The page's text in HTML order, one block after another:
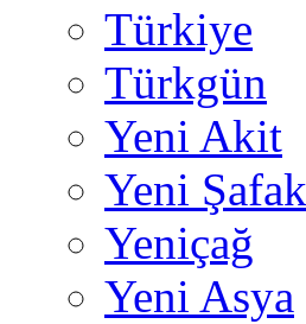
Türkiye
Türkgün
Yeni Akit
Yeni Şafak
Yeniçağ
Yeni Asya